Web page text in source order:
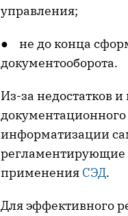
управления;
● не до конца
документооборота.
Из-за недостатков
информатизации
регламентирующие
применения СЭД.
Для эффективного